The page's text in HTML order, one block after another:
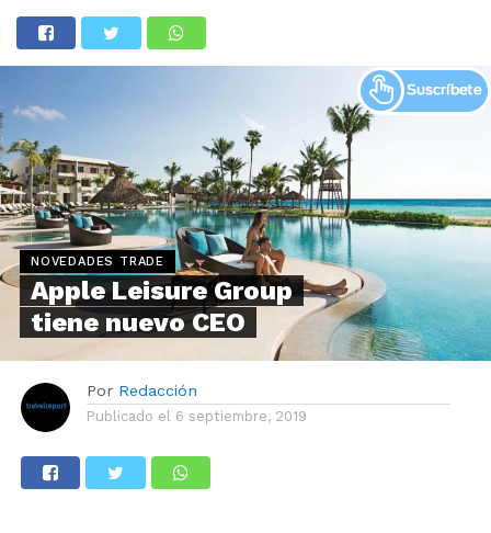
NOVEDADES TRADE
Apple Leisure Group
tiene nuevo CEO
Por Redacción
Publicado el 6 septiembre, 2019